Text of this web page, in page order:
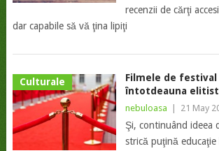
recenzii de cărţi
dar capabile să vă ţina lipiţi
Culturale
Filmele de festival
întotdeauna
nebuloasa 21 May
Şi, continuând ideea
strică puţină